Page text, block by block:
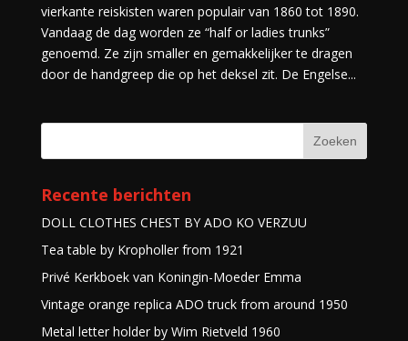
vierkante reiskisten waren populair van 1860 tot 1890.
Vandaag de dag worden ze “half or ladies trunks”
genoemd. Ze zijn smaller en gemakkelijker te dragen
door de handgreep die op het deksel zit. De Engelse...
Recente berichten
DOLL CLOTHES CHEST BY ADO KO VERZUU
Tea table by Kropholler from 1921
Privé Kerkboek van Koningin-Moeder Emma
Vintage orange replica ADO truck from around 1950
Metal letter holder by Wim Rietveld 1960